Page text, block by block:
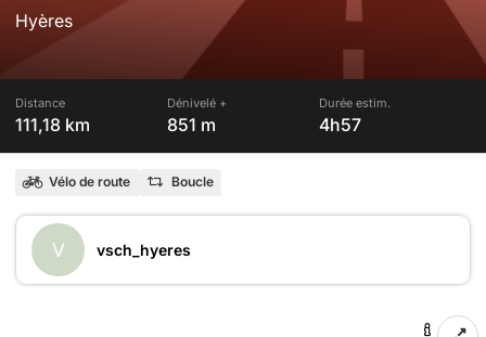
Hyères
Distance
111,18 km
Dénivelé +
851 m
Durée estim.
4h57
Vélo de route Boucle
V vsch_hyeres